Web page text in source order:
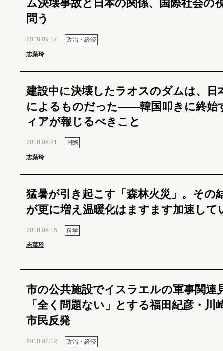
ム決壊事故と日本の関係、国際社会の
問う
2018.09.17 政治・経済
志葉玲
建設中に決壊したラオスのダムは、日
によるものだった――韓国叩きに終始
ィアが報じるべきこと
2018.08.21 国際
志葉玲
猛暑が引き起こす「森林火災」。その
が更に増え温暖化はますます加速して
2018.08.15 科学
志葉玲
市の公共施設でイスラエルの軍事関連
「全く問題ない」とする福田紀彦・川
市民反発
2018.08.12 政治・経済